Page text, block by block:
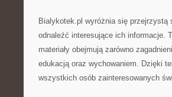
Bialykotek.pl wyróżnia się
odnaleźć interesujące ich informacje.
materiały obejmują zarówno
edukacją oraz wychowaniem. Dzięki
wszystkich osób zainteresowanych